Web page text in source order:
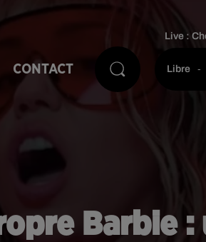
CONTACT
Live :
Libre -
Barbie